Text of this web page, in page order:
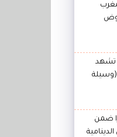
عملية “مرحبا 2025” تشهد
(وسيلة
ضمن